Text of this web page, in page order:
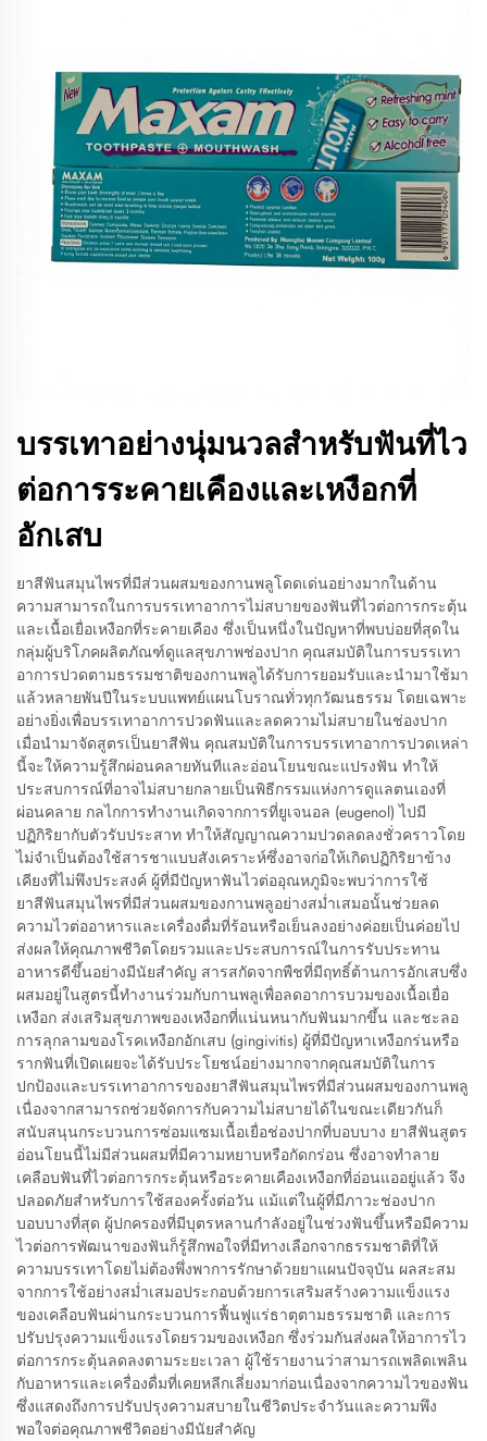
บรรเทาอย่างนุ่มนวลสำหรับฟันที่ไว
ต่อการระคายเคืองและเหงือกที่
อักเสบ
ยาสีฟันสมุนไพรที่มีส่วนผสมของกานพลูโดดเด่นอย่างมากในด้าน
ความสามารถในการบรรเทาอาการไม่สบายของฟันที่ไวต่อการกระตุ้น
และเนื้อเยื่อเหงือกที่ระคายเคือง ซึ่งเป็นหนึ่งในปัญหาที่พบบ่อยที่สุดใน
กลุ่มผู้บริโภคผลิตภัณฑ์ดูแลสุขภาพช่องปาก คุณสมบัติในการบรรเทา
อาการปวดตามธรรมชาติของกานพลูได้รับการยอมรับและนำมาใช้มา
แล้วหลายพันปีในระบบแพทย์แผนโบราณทั่วทุกวัฒนธรรม โดยเฉพาะ
อย่างยิ่งเพื่อบรรเทาอาการปวดฟันและลดความไม่สบายในช่องปาก
เมื่อนำมาจัดสูตรเป็นยาสีฟัน คุณสมบัติในการบรรเทาอาการปวดเหล่า
นี้จะให้ความรู้สึกผ่อนคลายทันทีและอ่อนโยนขณะแปรงฟัน ทำให้
ประสบการณ์ที่อาจไม่สบายกลายเป็นพิธีกรรมแห่งการดูแลตนเองที่
ผ่อนคลาย กลไกการทำงานเกิดจากการที่ยูเจนอล (eugenol) ไปมี
ปฏิกิริยากับตัวรับประสาท ทำให้สัญญาณความปวดลดลงชั่วคราวโดย
ไม่จำเป็นต้องใช้สารชาแบบสังเคราะห์ซึ่งอาจก่อให้เกิดปฏิกิริยาข้าง
เคียงที่ไม่พึงประสงค์ ผู้ที่มีปัญหาฟันไวต่ออุณหภูมิจะพบว่าการใช้
ยาสีฟันสมุนไพรที่มีส่วนผสมของกานพลูอย่างสม่ำเสมอนั้นช่วยลด
ความไวต่ออาหารและเครื่องดื่มที่ร้อนหรือเย็นลงอย่างค่อยเป็นค่อยไป
ส่งผลให้คุณภาพชีวิตโดยรวมและประสบการณ์ในการรับประทาน
อาหารดีขึ้นอย่างมีนัยสำคัญ สารสกัดจากพืชที่มีฤทธิ์ต้านการอักเสบซึ่ง
ผสมอยู่ในสูตรนี้ทำงานร่วมกับกานพลูเพื่อลดอาการบวมของเนื้อเยื่อ
เหงือก ส่งเสริมสุขภาพของเหงือกที่แน่นหนากับฟันมากขึ้น และชะลอ
การลุกลามของโรคเหงือกอักเสบ (gingivitis) ผู้ที่มีปัญหาเหงือกร่นหรือ
รากฟันที่เปิดเผยจะได้รับประโยชน์อย่างมากจากคุณสมบัติในการ
ปกป้องและบรรเทาอาการของยาสีฟันสมุนไพรที่มีส่วนผสมของกานพลู
เนื่องจากสามารถช่วยจัดการกับความไม่สบายได้ในขณะเดียวกันก็
สนับสนุนกระบวนการซ่อมแซมเนื้อเยื่อช่องปากที่บอบบาง ยาสีฟันสูตร
อ่อนโยนนี้ไม่มีส่วนผสมที่มีความหยาบหรือกัดกร่อน ซึ่งอาจทำลาย
เคลือบฟันที่ไวต่อการกระตุ้นหรือระคายเคืองเหงือกที่อ่อนแออยู่แล้ว จึง
ปลอดภัยสำหรับการใช้สองครั้งต่อวัน แม้แต่ในผู้ที่มีภาวะช่องปาก
บอบบางที่สุด ผู้ปกครองที่มีบุตรหลานกำลังอยู่ในช่วงฟันขึ้นหรือมีความ
ไวต่อการพัฒนาของฟันก็รู้สึกพอใจที่มีทางเลือกจากธรรมชาติที่ให้
ความบรรเทาโดยไม่ต้องพึ่งพาการรักษาด้วยยาแผนปัจจุบัน ผลสะสม
จากการใช้อย่างสม่ำเสมอประกอบด้วยการเสริมสร้างความแข็งแรง
ของเคลือบฟันผ่านกระบวนการฟื้นฟูแร่ธาตุตามธรรมชาติ และการ
ปรับปรุงความแข็งแรงโดยรวมของเหงือก ซึ่งร่วมกันส่งผลให้อาการไว
ต่อการกระตุ้นลดลงตามระยะเวลา ผู้ใช้รายงานว่าสามารถเพลิดเพลิน
กับอาหารและเครื่องดื่มที่เคยหลีกเลี่ยงมาก่อนเนื่องจากความไวของฟัน
ซึ่งแสดงถึงการปรับปรุงความสบายในชีวิตประจำวันและความพึง
พอใจต่อคุณภาพชีวิตอย่างมีนัยสำคัญ